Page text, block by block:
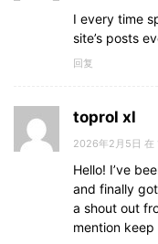
I every time
site’s posts
回复
toprol xl
2026年2月5日 在
Hello! I’ve
and finally
a shout out
mention